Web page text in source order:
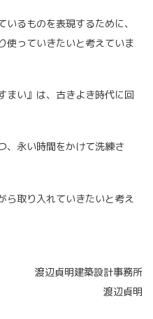
るものを表現するために、
使っていきたいと考えていま
まい』は、古きよき時代に回
、永い時間をかけて洗練さ
ら取り入れていきたいと考え
渡辺貞明建築設計事務所
渡辺貞明